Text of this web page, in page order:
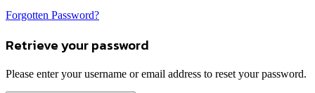
Forgotten Password?
Retrieve your password
Please enter your username or email address to reset your password.